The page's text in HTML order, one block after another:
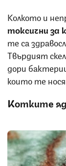
Колкото и
токсични за
те са
Твърдият
дори
които те
Котките